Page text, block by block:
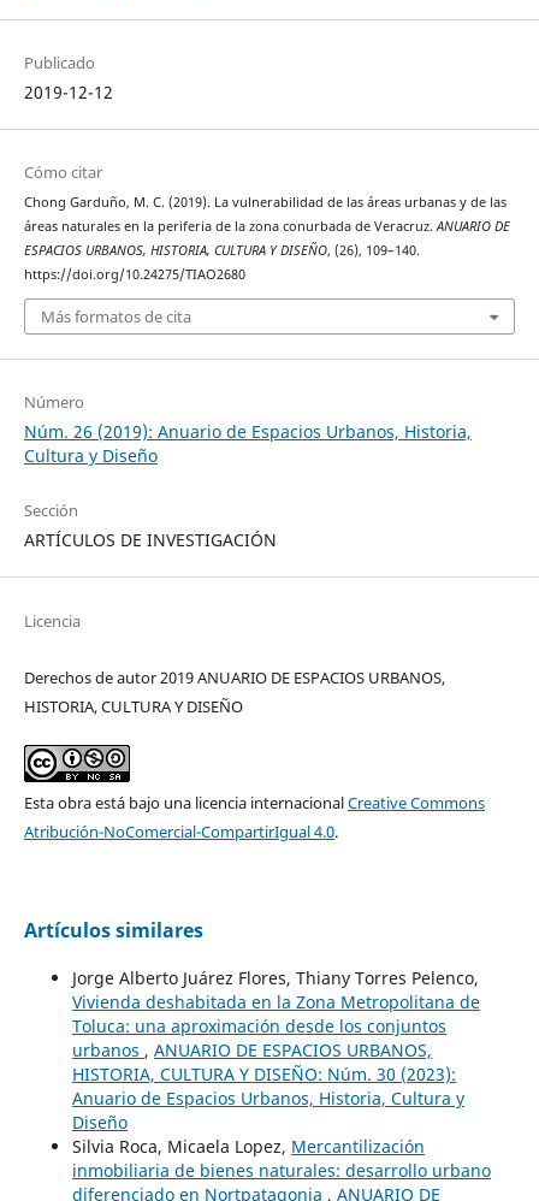
Publicado
2019-12-12
Cómo citar
Chong Garduño, M. C. (2019). La vulnerabilidad de las áreas urbanas y de las
áreas naturales en la periferia de la zona conurbada de Veracruz.ANUARIO DE
ESPACIOS URBANOS, HISTORIA, CULTURA Y DISEÑO, (26), 109–140.
https://doi.org/10.24275/TIAO2680
Más formatos de cita
Número
Núm. 26 (2019): Anuario de Espacios Urbanos, Historia,
Cultura y Diseño
Sección
ARTÍCULOS DE INVESTIGACIÓN
Licencia
Derechos de autor 2019 ANUARIO DE ESPACIOS URBANOS,
HISTORIA, CULTURA Y DISEÑO
Esta obra está bajo una licencia internacionalCreative Commons
Atribución-NoComercial-CompartirIgual 4.0.
Artículos similares
Jorge Alberto Juárez Flores, Thiany Torres Pelenco,
Vivienda deshabitada en la Zona Metropolitana de
Toluca: una aproximación desde los conjuntos
urbanos , ANUARIO DE ESPACIOS URBANOS,
HISTORIA, CULTURA Y DISEÑO: Núm. 30 (2023):
Anuario de Espacios Urbanos, Historia, Cultura y
Diseño
Silvia Roca, Micaela Lopez, Mercantilización
inmobiliaria de bienes naturales: desarrollo urbano
diferenciado en Nortpatagonia , ANUARIO DE